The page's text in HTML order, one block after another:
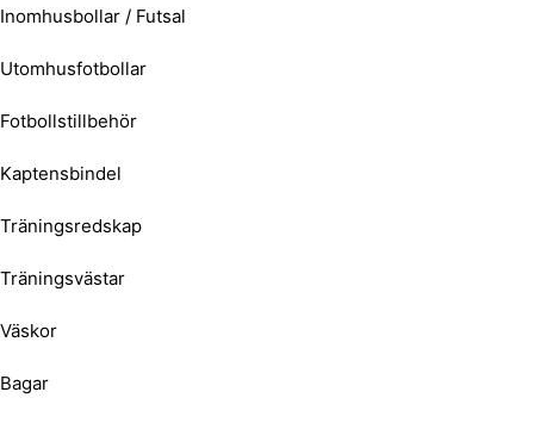
Inomhusbollar / Futsal
Utomhusfotbollar
Fotbollstillbehör
Kaptensbindel
Träningsredskap
Träningsvästar
Väskor
Bagar